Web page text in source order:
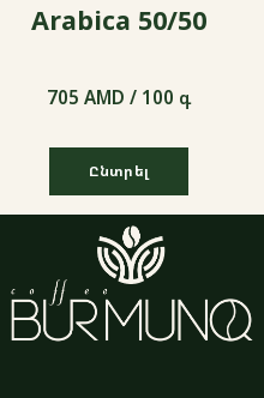
Arabica 50/50
705 AMD / 100 գ
Ընտրել
705 AMD / 100 գ